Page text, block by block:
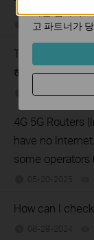
TP-Link LTE
05-21-2025
TP-Link 4G LTE
해결 방법
05-21-2025
4G 5G Routers
have no
some operators
05-20-2025
How can I
08-29-2024
다른 웹사이
고 파트너가